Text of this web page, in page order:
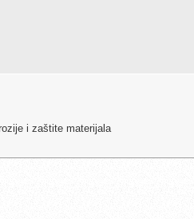
i zaštite materijala